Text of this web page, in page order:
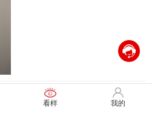
广东省番禺市大石镇新城东路南区
26号楼202房
看样 我的